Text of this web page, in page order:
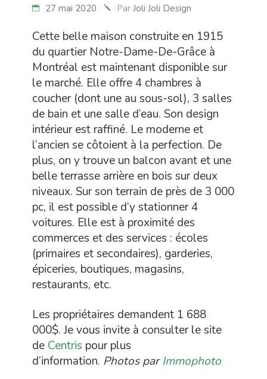
27 mai 2020 Par Joli Joli Design
Cette belle maison construite en 1915
du quartier Notre-Dame-De-Grâce à
Montréal est maintenant disponible sur
le marché. Elle offre 4 chambres à
coucher (dont une au sous-sol), 3 salles
de bain et une salle d’eau. Son design
intérieur est raffiné. Le moderne et
l’ancien se côtoient à la perfection. De
plus, on y trouve un balcon avant et une
belle terrasse arrière en bois sur deux
niveaux. Sur son terrain de près de 3 000
pc, il est possible d’y stationner 4
voitures. Elle est à proximité des
commerces et des services : écoles
(primaires et secondaires), garderies,
épiceries, boutiques, magasins,
restaurants, etc.
Les propriétaires demandent 1 688
000$. Je vous invite à consulter le site
de Centris pour plus
d’information. Photos par Immophoto